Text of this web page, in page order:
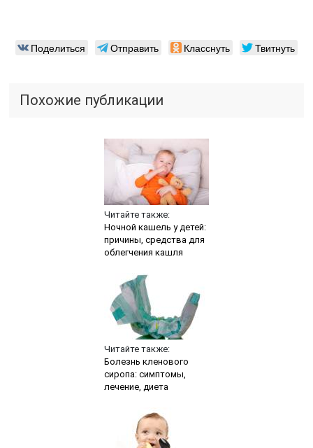
Поделиться Отправить Класснуть Твитнуть
Похожие публикации
Читайте также:
Ночной кашель у детей:
причины, средства для
облегчения кашля
Читайте также:
Болезнь кленового
сиропа: симптомы,
лечение, диета